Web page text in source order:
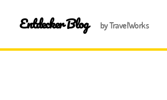
Entdecker Blog by TravelWorks